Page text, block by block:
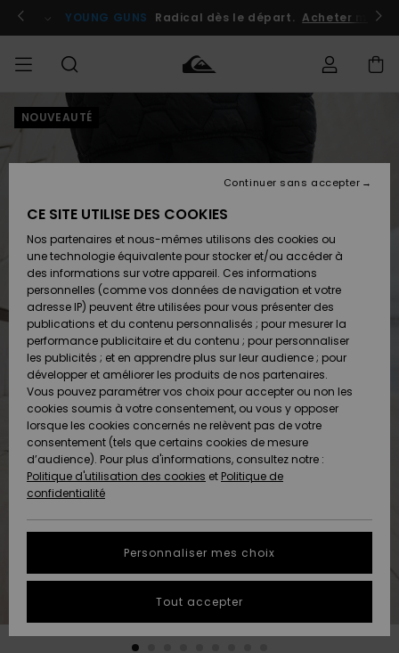
l'information
le
Se connecter / s'inscrire
YOUNG GUNS Radical dès le départ. Acheter
HOMME
Chaussures
& Tongs
Surf
Snow
Nouveautés
A
Découvrir
Chaussures
& Tongs
Surf
Snow
Nouveautés
A
Découvrir
FEMME
A
Découvrir
Snow
SURF
Surf
Shop
Enfant
Highlights
Communauté
SNOW
Snow
Shop
Enfant
Snow
Shop
Femme
A
Découvrir
Communauté
OUTLET
Enfant
Outlet
Femme
AIDE &
CONTACT
Retours
Paiement
Carte
Cadeau
Quiksilver
Freedom
Protection
des
tailles
conversation
MAGASINS
QUIKSILVER
NOUVEAUTÉ
CE SITE UTILISE DES COOKIES
Nos partenaires et nous-mêmes utilisons des cookies ou
une technologie équivalente pour stocker et/ou accéder à
des informations sur votre appareil. Ces informations
personnelles (comme vos données de navigation et votre
adresse IP) peuvent être utilisées pour vous présenter des
publications et du contenu personnalisés ; pour mesurer la
performance publicitaire et du contenu ; pour personnaliser
les publicités ; et en apprendre plus sur leur audience ; pour
développer et améliorer les produits de nos partenaires.
Vous pouvez paramétrer vos choix pour accepter ou non les
cookies soumis à votre consentement, ou vous y opposer
lorsque les cookies concernés ne relèvent pas de votre
consentement (tels que certains cookies de mesure
d’audience). Pour plus d'informations, consultez notre :
Politique d'utilisation des cookies et Politique de
confidentialité
Personnaliser mes choix
Continuer sans accepter
Tout accepter